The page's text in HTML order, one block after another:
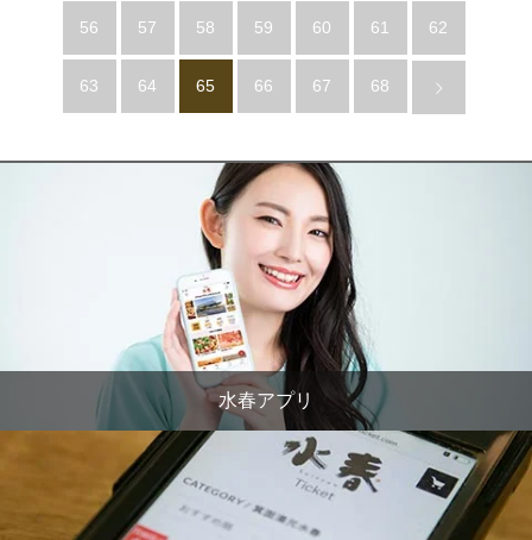
56 57 58 59 60 61 62
63 64 65 66 67 68
水春アプリ